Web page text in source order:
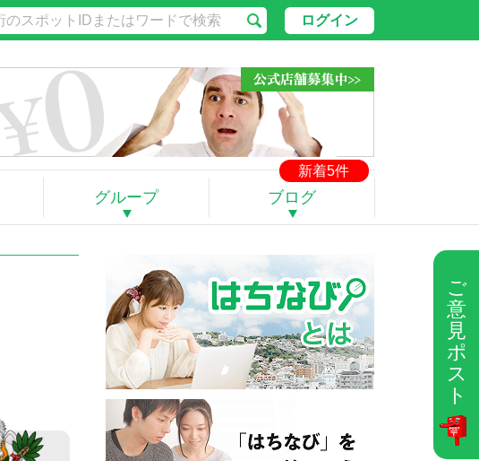
ご
意
見
ポ
ス
ト
ログイン
新着5件
グループ ブログ